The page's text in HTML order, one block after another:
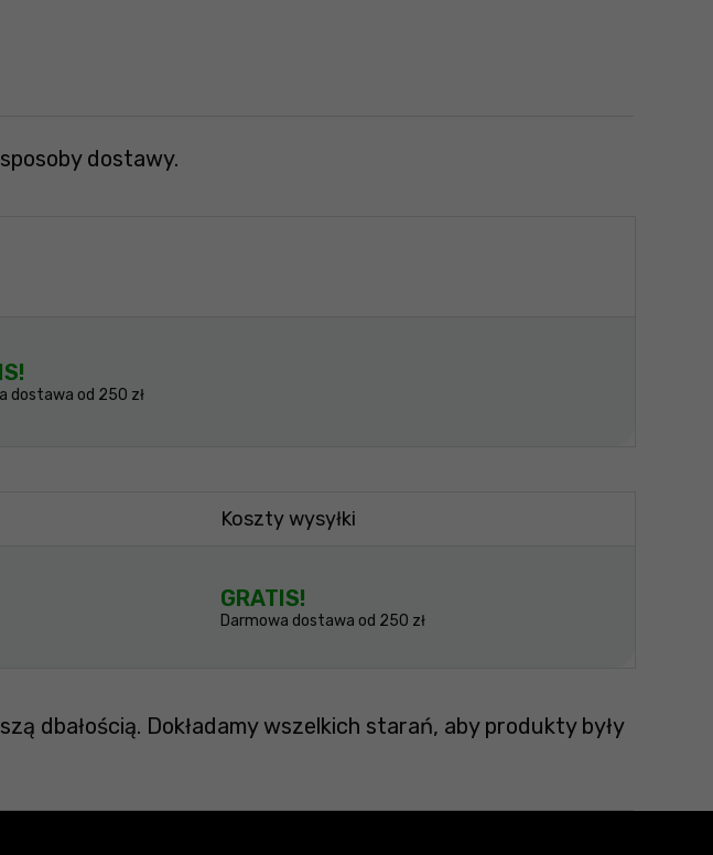
dostawy.
dostawa od 250 zł
Koszty wysyłki
GRATIS!
Darmowa dostawa od 250 zł
dbałością. Dokładamy wszelkich starań, aby produkty były